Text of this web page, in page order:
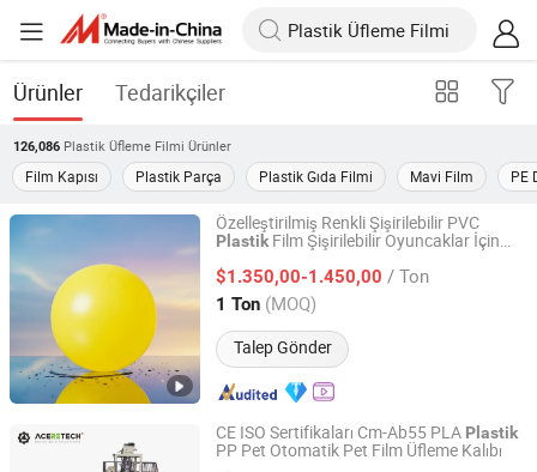
Ürünler Tedarikçiler
126,086 Plastik Üfleme Filmi Ürünler
Film Kapısı Plastik Parça Plastik Gıda Filmi Mavi Film PE
Özelleştirilmiş Renkli Şişirilebilir PVC
PlastikFilm Şişirilebilir Oyuncaklar İçin
$1.350,00-1.450,00 / Ton
1 Ton (MOQ)
Talep Gönder
Nantong Huaneng New Material Co., Ltd
Jiangsu, China Fiyat 2023
CE ISO Sertifikaları Cm-Ab55 PLA Plastik
PP Pet Otomatik Pet Film Üfleme Kalıbı
Suzhou Aceretech Machinery Co., Ltd.